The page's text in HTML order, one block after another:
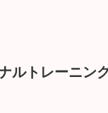
ルトレーニン